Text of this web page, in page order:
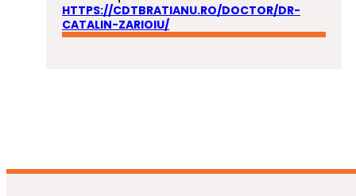
HTTPS://CDTBRATIANU.RO/DOCTOR/DR-
CATALIN-ZARIOIU/